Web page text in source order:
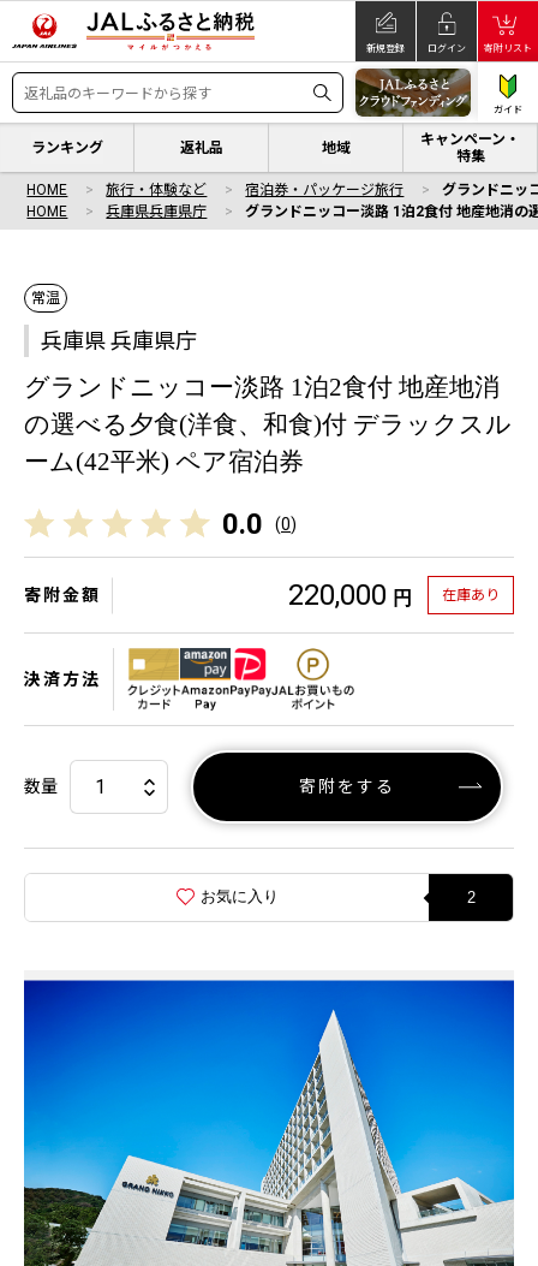
新規登録 ログイン 寄附リスト
ガイド
ランキング 返礼品 地域
キャンペーン・
特集
HOME 旅行・体験など 宿泊券・パッケージ旅行
グランドニッ
HOME
兵庫県兵庫県庁 グランドニッコー淡路 1泊2食付 地産地消
常温
兵庫県 兵庫県庁
グランドニッコー淡路 1泊2食付 地産地消
の選べる夕食(洋食、和食)付 デラックスル
ーム(42平米) ペア宿泊券
0.0 (0)
寄附金額 220,000 円 在庫あり
決済方法
数量 寄附をする
お気に入り 2